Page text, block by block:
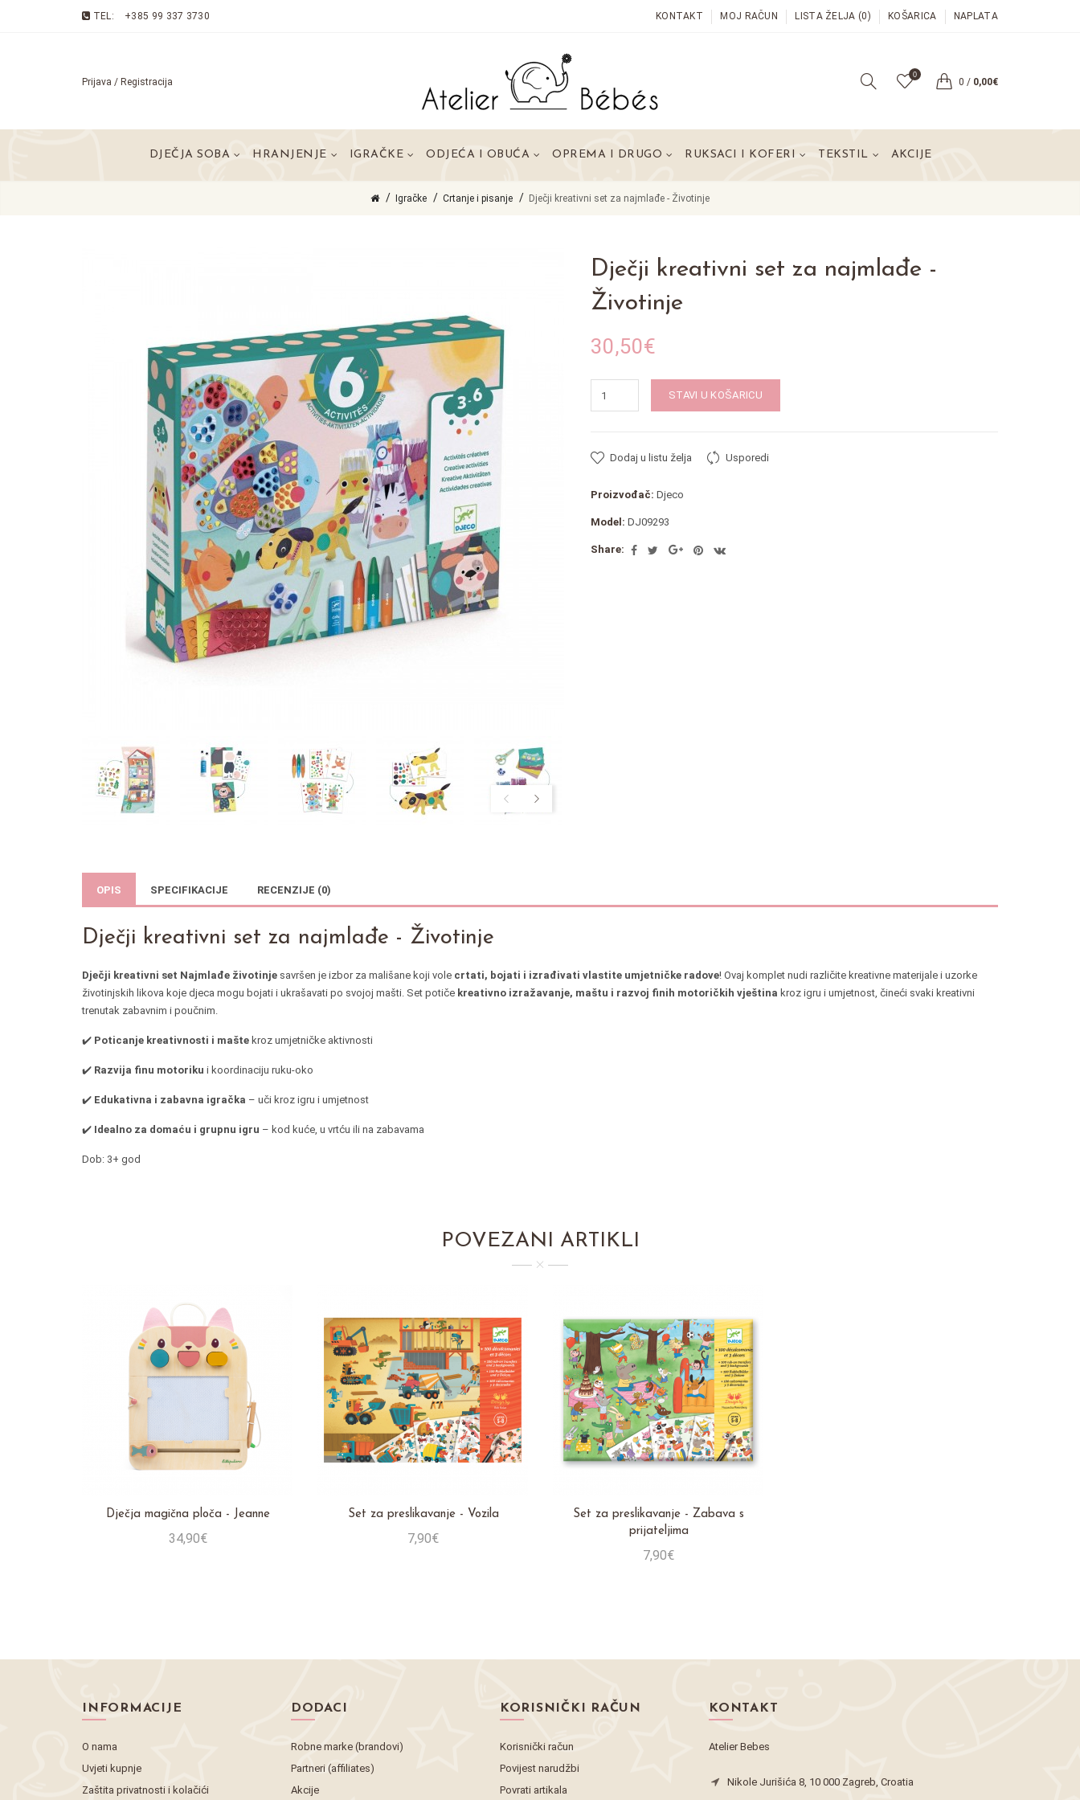
TEL: +385 99 337 3730 KONTAKT MOJ RAČUN LISTA ŽELJA (0) KOŠARICA NAPLATA
Prijava / Registracija
0
0 / 0,00€
DJEČJA SOBA HRANJENJE IGRAČKE ODJEĆA I OBUĆA OPREMA I DRUGO RUKSACI I KOFERI TEKSTIL AKCIJE
Igračke Crtanje i pisanje Dječji kreativni set za najmlađe - Životinje
Dječji kreativni set za najmlađe -
Životinje
30,50€
STAVI U KOŠARICU
Dodaj u listu želja Usporedi
Proizvođač: Djeco
Model: DJ09293
Share:
OPIS SPECIFIKACIJE RECENZIJE (0)
Dječji kreativni set za najmlađe - Životinje
Dječji kreativni set Najmlađe životinje savršen je izbor za mališane koji vole crtati, bojati i izrađivati vlastite umjetničke radove! Ovaj komplet nudi različite kreativne materijale i uzorke
životinjskih likova koje djeca mogu bojati i ukrašavati po svojoj mašti. Set potiče kreativno izražavanje, maštu i razvoj finih motoričkih vještina kroz igru i umjetnost, čineći svaki kreativni
trenutak zabavnim i poučnim.
✔️ Poticanje kreativnosti i mašte kroz umjetničke aktivnosti
✔️ Razvija finu motoriku i koordinaciju ruku-oko
✔️ Edukativna i zabavna igračka – uči kroz igru i umjetnost
✔️ Idealno za domaću i grupnu igru – kod kuće, u vrtću ili na zabavama
Dob: 3+ god
POVEZANI ARTIKLI
Dječja magična ploča - Jeanne
34,90€
Set za preslikavanje - Vozila
7,90€
Set za preslikavanje - Zabava s
prijateljima
7,90€
INFORMACIJE
O nama
Uvjeti kupnje
Zaštita privatnosti i kolačići
DODACI
Robne marke (brandovi)
Partneri (affiliates)
Akcije
KORISNIČKI RAČUN
Korisnički račun
Povijest narudžbi
Povrati artikala
KONTAKT
Atelier Bebes
Nikole Jurišića 8, 10 000 Zagreb, Croatia